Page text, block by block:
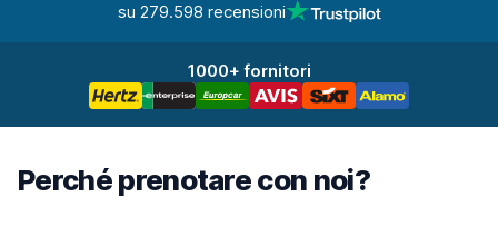
su 279.598 recensioni
1000+ fornitori
Perché prenotare con noi?